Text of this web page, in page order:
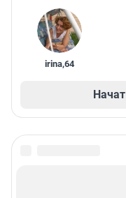
«Такими ценами
на популярный у
за 1000 рублей
«Отвратительный